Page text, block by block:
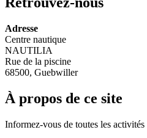
Adresse
Centre nautique
NAUTILIA
Rue de la piscine
68500, Guebwiller
À propos de ce site
Informez-vous de toutes les